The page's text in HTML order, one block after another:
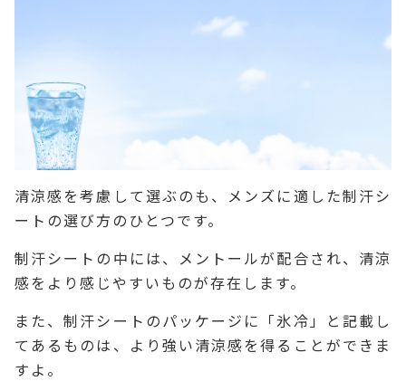
清涼感を考慮して選ぶのも、メンズに適した制汗シ
ートの選び方のひとつです。
制汗シートの中には、メントールが配合され、清涼
感をより感じやすいものが存在します。
また、制汗シートのパッケージに「氷冷」と記載し
てあるものは、より強い清涼感を得ることができま
すよ。